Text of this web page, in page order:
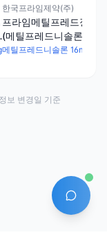
한국프라임제약(주)
프라임메틸프레드정
(메틸프레드니솔론)
(수출용)
메틸프레드니솔론 16mg
AI 에이
보 변경일 기준